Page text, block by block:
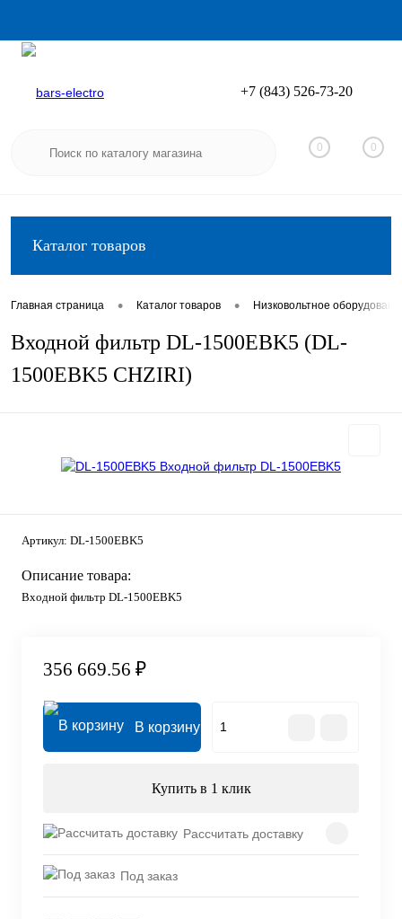
Вход
+7 (843) 526-73-20
0 0
Каталог товаров
Главная страница • Каталог товаров • Низковольтное
Входной фильтр DL-1500EBK5 (DL-
1500EBK5 CHZIRI)
Артикул: DL-1500EBK5
Описание товара:
Входной фильтр DL-1500EBK5
356 669.56 ₽
В корзину
Купить в 1 клик
Рассчитать доставку
Под заказ